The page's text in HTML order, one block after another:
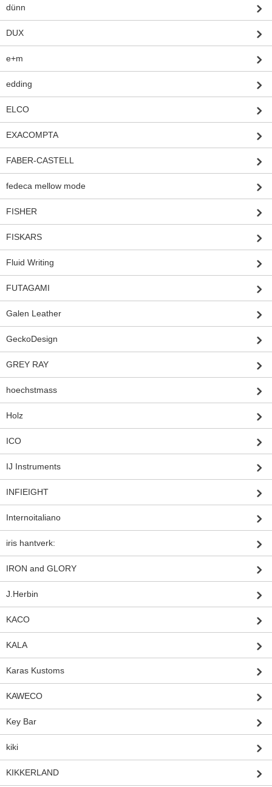
dünn
DUX
e+m
edding
ELCO
EXACOMPTA
FABER-CASTELL
fedeca mellow mode
FISHER
FISKARS
Fluid Writing
FUTAGAMI
Galen Leather
GeckoDesign
GREY RAY
hoechstmass
Holz
ICO
IJ Instruments
INFIEIGHT
Internoitaliano
iris hantverk:
IRON and GLORY
J.Herbin
KACO
KALA
Karas Kustoms
KAWECO
Key Bar
kiki
KIKKERLAND